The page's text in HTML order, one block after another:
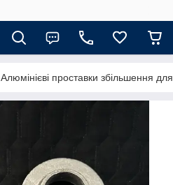
Алюмінієві проставки збільшення